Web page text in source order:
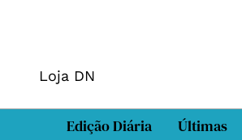
Loja DN
Edição Diária Últimas